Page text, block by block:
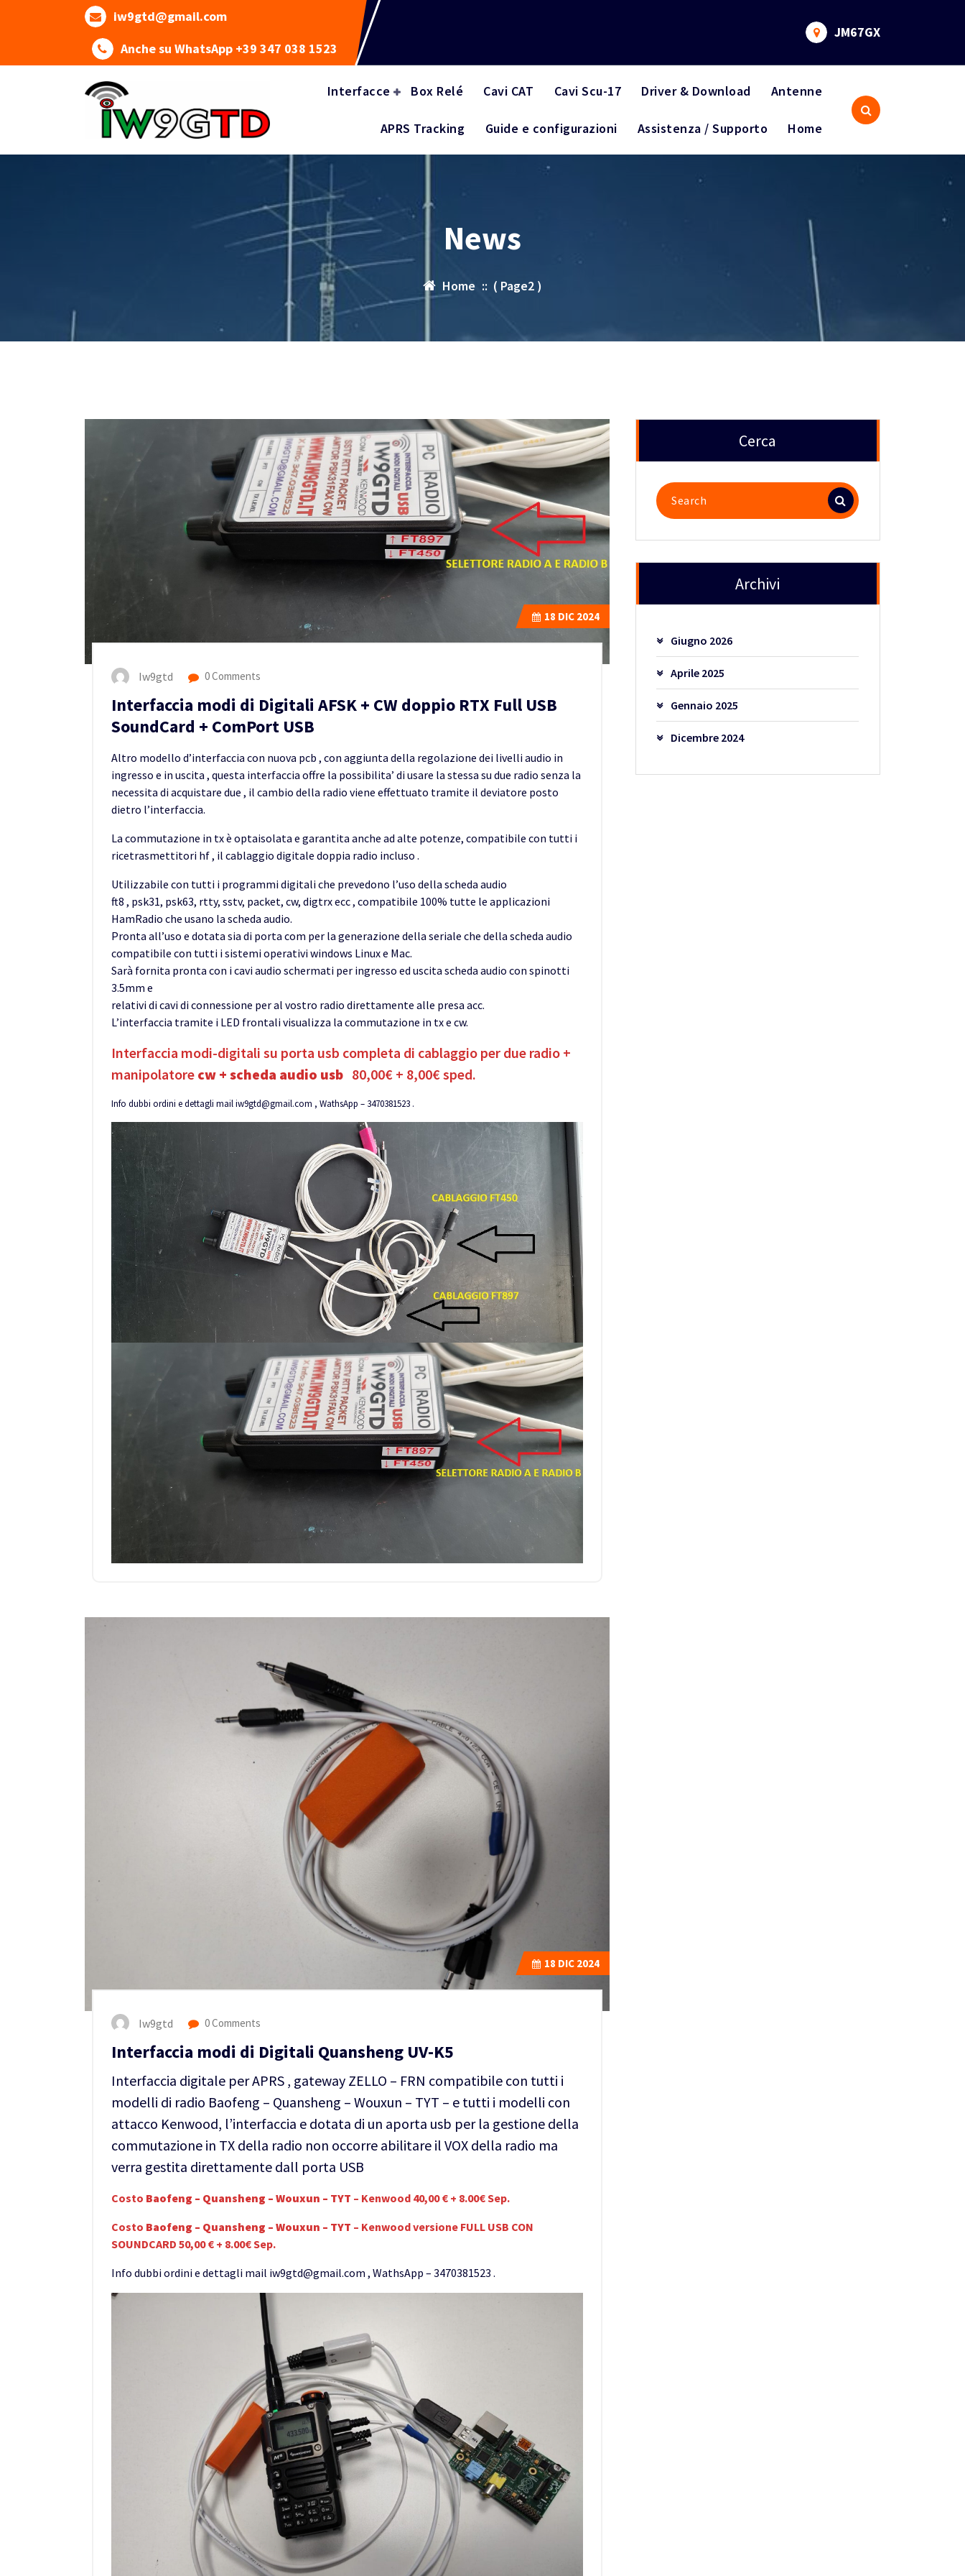
iw9gtd@gmail.com
Anche su WhatsApp +39 347 038 1523
JM67GX
Interfacce Box Relé Cavi CAT Cavi Scu-17 Driver & Download Antenne
APRS Tracking Guide e configurazioni Assistenza / Supporto Home
News
Home :: ( Page2 )
18 DIC 2024
Iw9gtd 0 Comments
Interfaccia modi di Digitali AFSK + CW doppio RTX Full USB
SoundCard + ComPort USB
Altro modello d’interfaccia con nuova pcb , con aggiunta della regolazione dei livelli audio in
ingresso e in uscita , questa interfaccia offre la possibilita’ di usare la stessa su due radio senza la
necessita di acquistare due , il cambio della radio viene effettuato tramite il deviatore posto
dietro l’interfaccia.
La commutazione in tx è optaisolata e garantita anche ad alte potenze, compatibile con tutti i
ricetrasmettitori hf , il cablaggio digitale doppia radio incluso .
Utilizzabile con tutti i programmi digitali che prevedono l’uso della scheda audio
ft8 , psk31, psk63, rtty, sstv, packet, cw, digtrx ecc , compatibile 100% tutte le applicazioni
HamRadio che usano la scheda audio.
Pronta all’uso e dotata sia di porta com per la generazione della seriale che della scheda audio
compatibile con tutti i sistemi operativi windows Linux e Mac.
Sarà fornita pronta con i cavi audio schermati per ingresso ed uscita scheda audio con spinotti
3.5mm e
relativi di cavi di connessione per al vostro radio direttamente alle presa acc.
L’interfaccia tramite i LED frontali visualizza la commutazione in tx e cw.
Interfaccia modi-digitali su porta usb completa di cablaggio per due radio +
manipolatore cw + scheda audio usb 80,00€ + 8,00€ sped.
Info dubbi ordini e dettagli mail iw9gtd@gmail.com , WathsApp – 3470381523 .
18 DIC 2024
Iw9gtd 0 Comments
Interfaccia modi di Digitali Quansheng UV-K5
Interfaccia digitale per APRS , gateway ZELLO – FRN compatibile con tutti i
modelli di radio Baofeng – Quansheng – Wouxun – TYT – e tutti i modelli con
attacco Kenwood, l’interfaccia e dotata di un aporta usb per la gestione della
commutazione in TX della radio non occorre abilitare il VOX della radio ma
verra gestita direttamente dall porta USB
Costo Baofeng – Quansheng – Wouxun – TYT – Kenwood 40,00 € + 8.00€ Sep.
Costo Baofeng – Quansheng – Wouxun – TYT – Kenwood versione FULL USB CON
SOUNDCARD 50,00 € + 8.00€ Sep.
Info dubbi ordini e dettagli mail iw9gtd@gmail.com , WathsApp – 3470381523 .
Cerca
Search
for:
Archivi
Giugno 2026
Aprile 2025
Gennaio 2025
Dicembre 2024